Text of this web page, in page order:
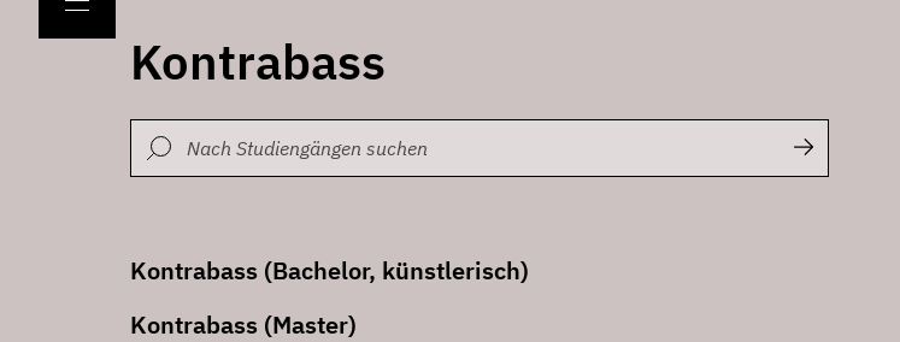
Kontrabass
Kontrabass (Bachelor, künstlerisch)
Kontrabass (Master)